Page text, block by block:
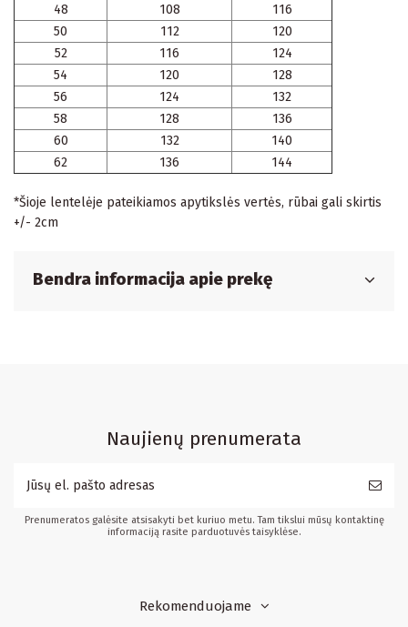
48
108
116
50
112
120
52
116
124
54
120
128
56
124
132
58
128
136
60
132
140
62
136 144
*Šioje lentelėje pateikiamos apytikslės vertės, rūbai gali skirtis
+/- 2cm
Bendra informacija apie prekę
Naujienų prenumerata
Prenumeratos galėsite atsisakyti bet kuriuo metu. Tam tikslui mūsų kontaktinę
informaciją rasite parduotuvės taisyklėse.
Rekomenduojame